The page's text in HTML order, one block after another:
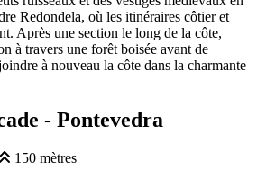
Redondela, où les itinéraires côtier et
Après une section le long de la côte,
à travers une forêt boisée avant de
à nouveau la côte dans la charmante
- Pontevedra
150 mètres